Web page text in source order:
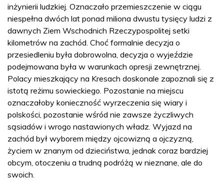
inżynierii ludzkiej. Oznaczało przemieszczenie w ciągu
niespełna dwóch lat ponad miliona dwustu tysięcy ludzi z
dawnych Ziem Wschodnich Rzeczypospolitej setki
kilometrów na zachód. Choć formalnie decyzja o
przesiedleniu była dobrowolna, decyzja o wyjeździe
podejmowana była w warunkach opresji zewnętrznej.
Polacy mieszkający na Kresach doskonale zapoznali się z
istotą reżimu sowieckiego. Pozostanie na miejscu
oznaczałoby konieczność wyrzeczenia się wiary i
polskości, pozostanie wśród nie zawsze życzliwych
sąsiadów i wrogo nastawionych władz. Wyjazd na
zachód był wyborem między ojcowizną a ojczyzną,
życiem w znanym od dzieciństwa, jednak coraz bardziej
obcym, otoczeniu a trudną podróżą w nieznane, ale do
swoich.